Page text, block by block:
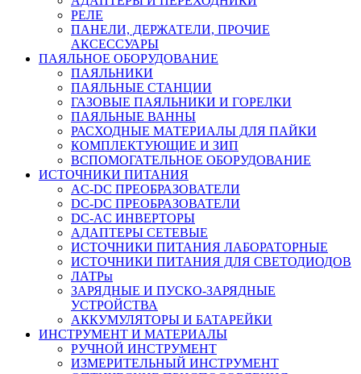
РЕЛЕ
ПАНЕЛИ, ДЕРЖАТЕЛИ, ПРОЧИЕ
АКСЕССУАРЫ
ПАЯЛЬНОЕ ОБОРУДОВАНИЕ
ПАЯЛЬНИКИ
ПАЯЛЬНЫЕ СТАНЦИИ
ГАЗОВЫЕ ПАЯЛЬНИКИ И ГОРЕЛКИ
ПАЯЛЬНЫЕ ВАННЫ
РАСХОДНЫЕ МАТЕРИАЛЫ ДЛЯ ПАЙКИ
КОМПЛЕКТУЮЩИЕ И ЗИП
ВСПОМОГАТЕЛЬНОЕ ОБОРУДОВАНИЕ
ИСТОЧНИКИ ПИТАНИЯ
AC-DC ПРЕОБРАЗОВАТЕЛИ
DC-DC ПРЕОБРАЗОВАТЕЛИ
DC-AC ИНВЕРТОРЫ
АДАПТЕРЫ СЕТЕВЫЕ
ИСТОЧНИКИ ПИТАНИЯ ЛАБОРАТОРНЫЕ
ИСТОЧНИКИ ПИТАНИЯ ДЛЯ СВЕТОДИОДОВ
ЛАТРы
ЗАРЯДНЫЕ И ПУСКО-ЗАРЯДНЫЕ
УСТРОЙСТВА
АККУМУЛЯТОРЫ И БАТАРЕЙКИ
ИНСТРУМЕНТ И МАТЕРИАЛЫ
РУЧНОЙ ИНСТРУМЕНТ
ИЗМЕРИТЕЛЬНЫЙ ИНСТРУМЕНТ